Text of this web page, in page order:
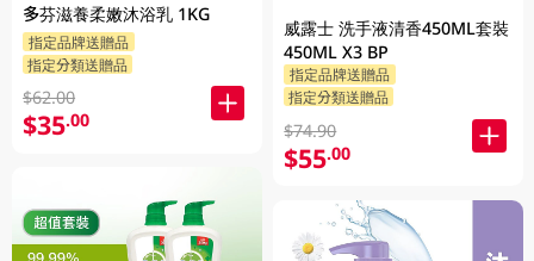
多芬滋養柔嫩沐浴乳 1KG
指定品牌送贈品
指定分類送贈品
$62.00
$35.00
威露士 洗手液清香450ML套裝
450ML X3 BP
指定品牌送贈品
指定分類送贈品
$74.90
$55.00